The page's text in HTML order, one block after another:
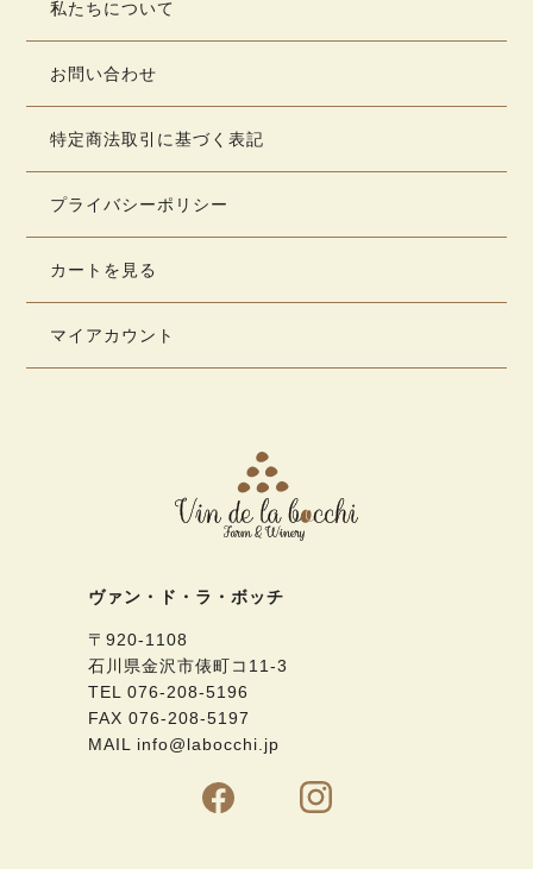
ヴァン・ド・ラ・ボッチ
〒920-1108
石川県金沢市俵町コ11-3
TEL 076-208-5196
FAX 076-208-5197
MAIL info@labocchi.jp
私たちについて
お問い合わせ
特定商法取引に基づく表記
プライバシーポリシー
カートを見る
マイアカウント